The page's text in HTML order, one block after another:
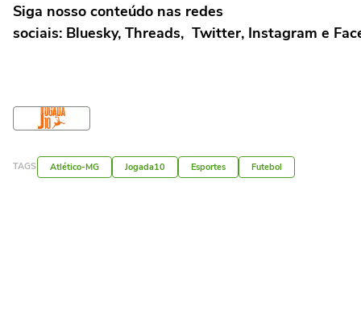
Siga nosso conteúdo nas redes
sociais: Bluesky, Threads, Twitter, Instagram e
TAGS Atlético-MG Jogada10 Esportes Futebol